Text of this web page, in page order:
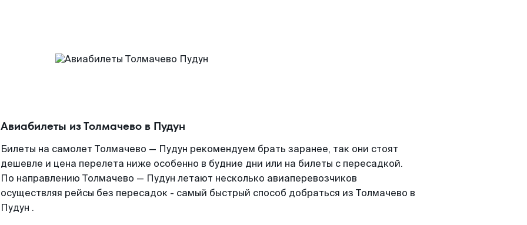
Авиабилеты из Толмачево в Пудун
Билеты на самолет Толмачево — Пудун рекомендуем брать заранее, так они стоят
дешевле и цена перелета ниже особенно в будние дни или на билеты с пересадкой.
По направлению Толмачево — Пудун летают несколько авиаперевозчиков
осуществляя рейсы без пересадок - самый быстрый способ добраться из Толмачево в
Пудун .